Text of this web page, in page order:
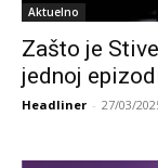
Aktuelno
Zašto je
jednoj
Headliner - 27/03/